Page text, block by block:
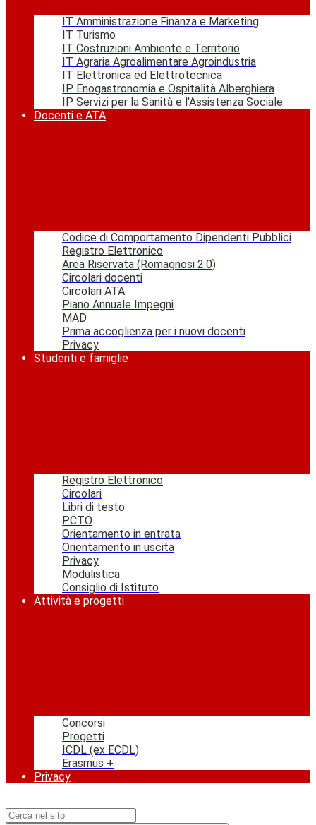
IT Amministrazione Finanza e Marketing
IT Turismo
IT Costruzioni Ambiente e Territorio
IT Agraria Agroalimentare Agroindustria
IT Elettronica ed Elettrotecnica
IP Enogastronomia e Ospitalità Alberghiera
IP Servizi per la Sanità e l'Assistenza Sociale
Docenti e ATA
Codice di Comportamento Dipendenti Pubblici
Registro Elettronico
Area Riservata (Romagnosi 2.0)
Circolari docenti
Circolari ATA
Piano Annuale Impegni
MAD
Prima accoglienza per i nuovi docenti
Privacy
Studenti e famiglie
Registro Elettronico
Circolari
Libri di testo
PCTO
Orientamento in entrata
Orientamento in uscita
Privacy
Modulistica
Consiglio di Istituto
Attività e progetti
Concorsi
Progetti
ICDL (ex ECDL)
Erasmus +
Privacy